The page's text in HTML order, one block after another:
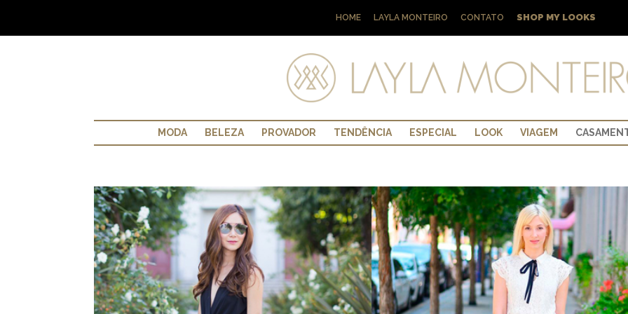
HOME LAYLA MONTEIRO CONTATO SHOP MY LOOKS
MODA BELEZA PROVADOR TENDÊNCIA ESPECIAL LOOK VIAGEM